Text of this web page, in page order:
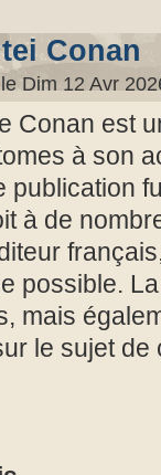
Conan
le Dim 12 Avr
Conan est
à son
publication
à de
possible.
mais
le sujet de